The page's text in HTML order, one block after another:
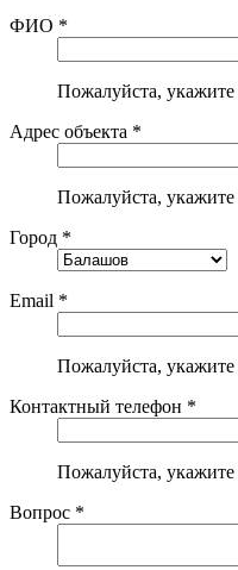
ФИО *
Пожалуйста,
Адрес объекта *
Пожалуйста, укажите
Город *
Email *
Пожалуйста,
Контактный телефон *
Пожалуйста,
Вопрос *